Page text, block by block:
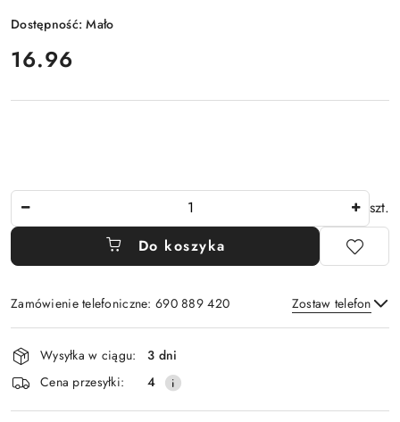
Dostępność:Mało
cena:
16.96
szt.
Do koszyka
Zamówienie telefoniczne: 690 889 420 Zostaw telefon
Wyślij
Dostępność
i
dostawa
Wysyłka w ciągu:
3 dni
Cena przesyłki:
4